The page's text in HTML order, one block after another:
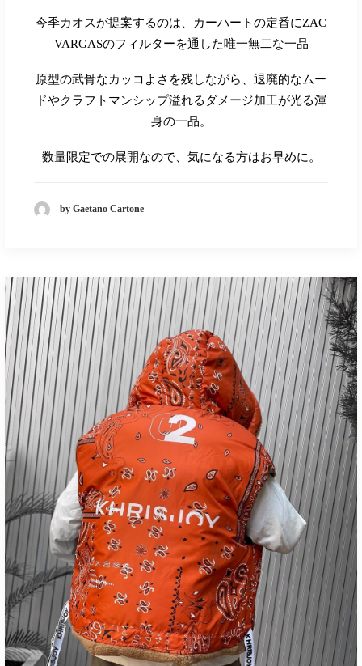
今季カオスが提案するのは、カーハートの定番にZAC
VARGASのフィルターを通した唯一無二な一品
原型の武骨なカッコよさを残しながら、退廃的なムー
ドやクラフトマンシップ溢れるダメージ加工が光る渾
身の一品。
数量限定での展開なので、気になる方はお早めに。
by Gaetano Cartone